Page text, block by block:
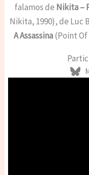
falamos de Nikita –
Nikita, 1990), de Luc
A Assassina(Point